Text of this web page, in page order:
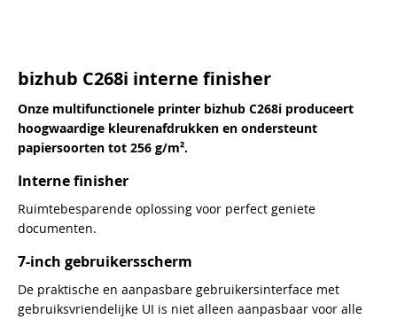
bizhub C268i interne finisher
Onze multifunctionele printer bizhub C268i produceert
hoogwaardige kleurenafdrukken en ondersteunt
papiersoorten tot 256 g/m².
Interne finisher
Ruimtebesparende oplossing voor perfect geniete
documenten.
7-inch gebruikersscherm
De praktische en aanpasbare gebruikersinterface met
gebruiksvriendelijke UI is niet alleen aanpasbaar voor alle